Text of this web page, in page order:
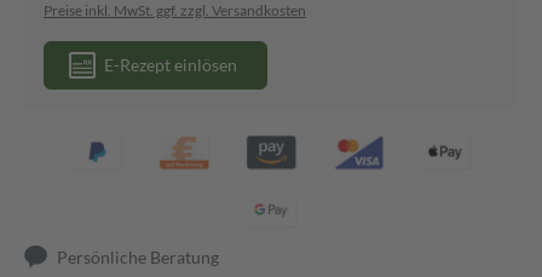
Preise inkl. MwSt. ggf. zzgl. Versandkosten
E-Rezept einlösen
Persönliche Beratung